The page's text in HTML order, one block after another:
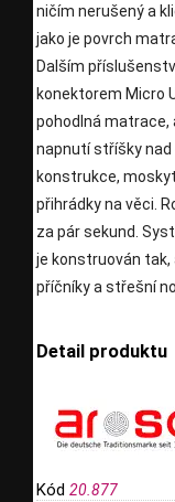
ničím nerušený a
jako je povrch
Dalším
konektorem Micro
pohodlná matrace,
napnutí stříšky nad
konstrukce,
přihrádky na věci.
za pár sekund.
je konstruován tak,
příčníky a střešní
Detail produktu
Kód 20.877